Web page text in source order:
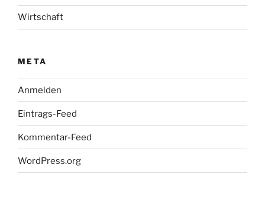
Wirtschaft
META
Anmelden
Eintrags-Feed
Kommentar-Feed
WordPress.org